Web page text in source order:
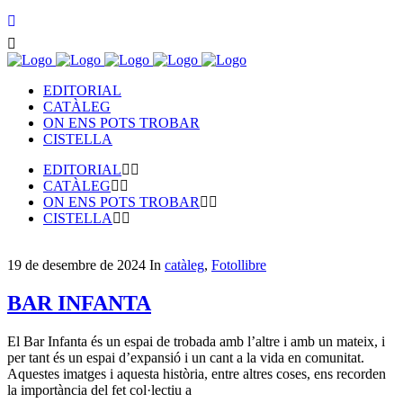
EDITORIAL
CATÀLEG
ON ENS POTS TROBAR
CISTELLA
EDITORIAL
CATÀLEG
ON ENS POTS TROBAR
CISTELLA
19 de desembre de 2024 In catàleg, Fotollibre
BAR INFANTA
El Bar Infanta és un espai de trobada amb l’altre i amb un mateix, i
per tant és un espai d’expansió i un cant a la vida en comunitat.
Aquestes imatges i aquesta història, entre altres coses, ens recorden
la importància del fet col·lectiu a